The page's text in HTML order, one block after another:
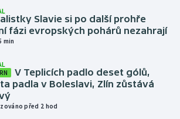
Slavie si po další prohře
fázi evropských pohárů nezahrají
min
V Teplicích padlo deset gólů,
padla v Boleslavi, Zlín zůstává
před 2 hod